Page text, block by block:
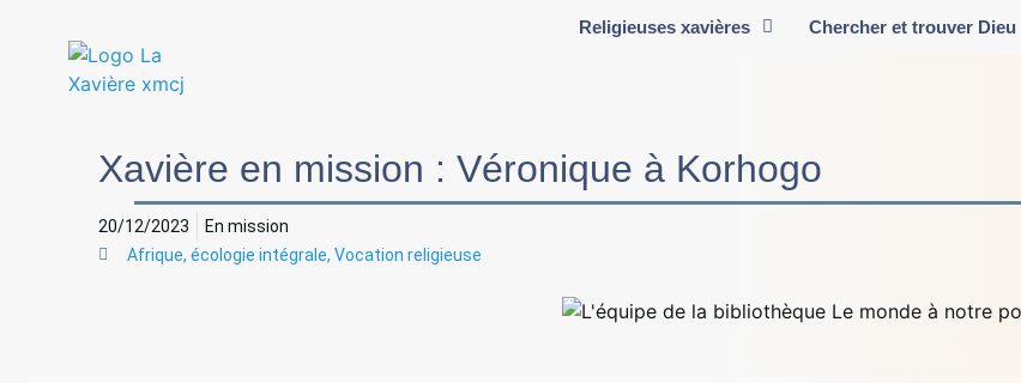
Religieuses xavières Chercher et trouver Dieu
Xavière en mission : Véronique à Korhogo
20/12/2023
En mission
Afrique, écologie intégrale, Vocation religieuse